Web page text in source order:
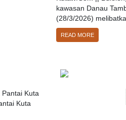
kawasan Danau
(28/3/2026)
READ MORE
Kuta